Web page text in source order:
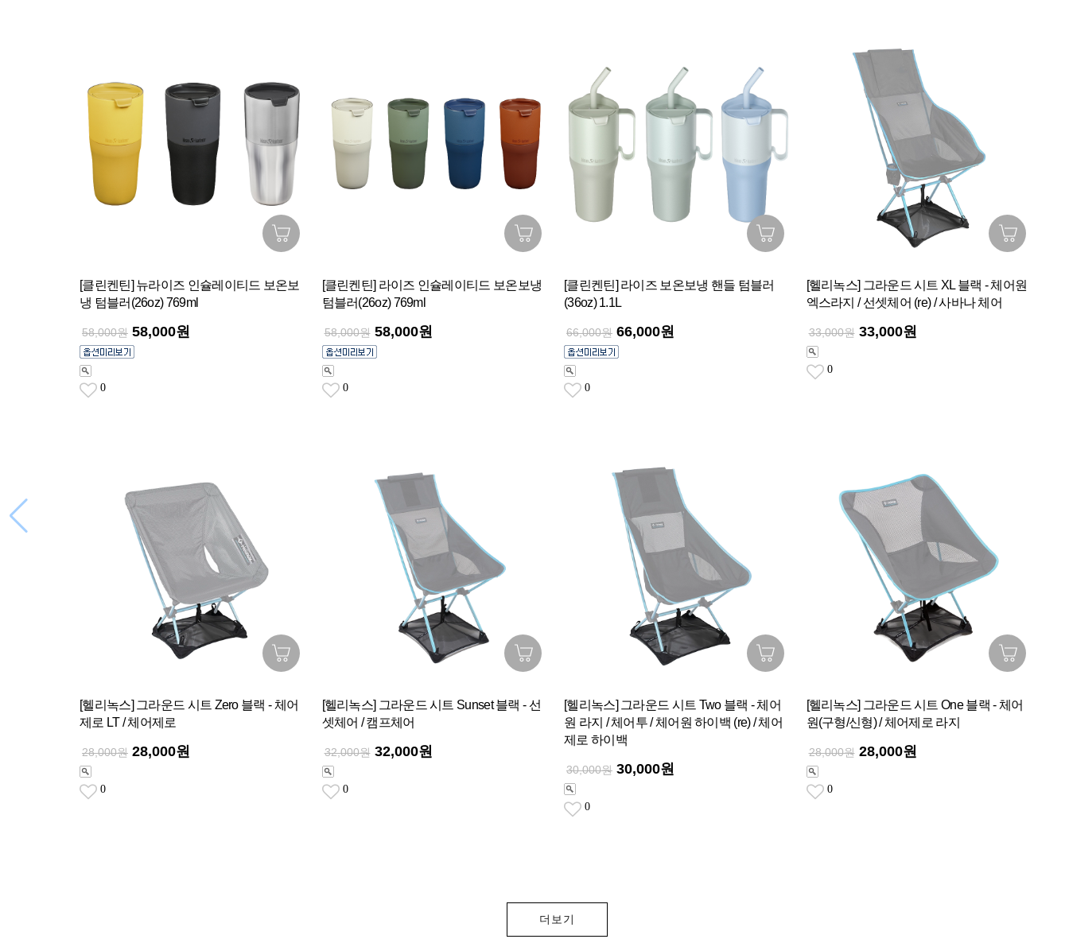
[클린켄틴] 뉴라이즈 인슐레이티드 보온보
냉 텀블러(26oz) 769ml
58,000원 58,000원
0
[클린켄틴] 라이즈 인슐레이티드 보온보냉
텀블러(26oz) 769ml
58,000원 58,000원
0
[클린켄틴] 라이즈 보온보냉 핸들 텀블러
(36oz) 1.1L
66,000원 66,000원
0
[헬리녹스] 그라운드 시트 XL 블랙 - 체어원
엑스라지 / 선셋체어 (re) / 사바나 체어
33,000원 33,000원
0
[헬리녹스] 그라운드 시트 Zero 블랙 - 체어
제로 LT / 체어제로
28,000원 28,000원
0
[헬리녹스] 그라운드 시트 Sunset 블랙 - 선
셋체어 / 캠프체어
32,000원 32,000원
0
[헬리녹스] 그라운드 시트 Two 블랙 - 체어
원 라지 / 체어투 / 체어원 하이백 (re) / 체어
제로 하이백
30,000원 30,000원
0
[헬리녹스] 그라운드 시트 One 블랙 - 체어
원(구형/신형) / 체어제로 라지
28,000원 28,000원
0
더보기